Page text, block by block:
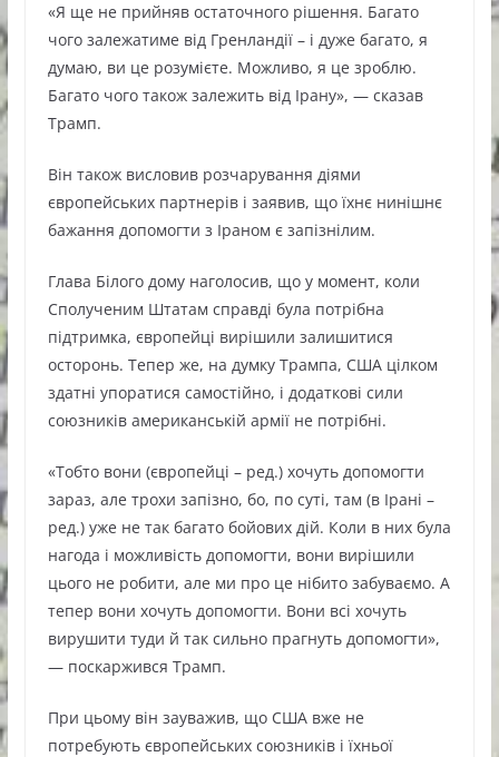
«Я ще не прийняв остаточного рішення. Багато
чого залежатиме від Гренландії – і дуже багато, я
думаю, ви це розумієте. Можливо, я це зроблю.
Багато чого також залежить від Ірану», — сказав
Трамп.
Він також висловив розчарування діями
європейських партнерів і заявив, що їхнє нинішнє
бажання допомогти з Іраном є запізнілим.
Глава Білого дому наголосив, що у момент, коли
Сполученим Штатам справді була потрібна
підтримка, європейці вирішили залишитися
осторонь. Тепер же, на думку Трампа, США цілком
здатні упоратися самостійно, і додаткові сили
союзників американській армії не потрібні.
«Тобто вони (європейці – ред.) хочуть допомогти
зараз, але трохи запізно, бо, по суті, там (в Ірані –
ред.) уже не так багато бойових дій. Коли в них була
нагода і можливість допомогти, вони вирішили
цього не робити, але ми про це нібито забуваємо. А
тепер вони хочуть допомогти. Вони всі хочуть
вирушити туди й так сильно прагнуть допомогти»,
— поскаржився Трамп.
При цьому він зауважив, що США вже не
потребують європейських союзників і їхньої